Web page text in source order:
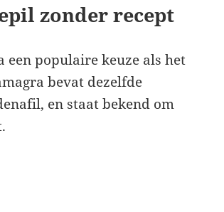
zonder recept
een populaire keuze als het
bevat dezelfde
en staat bekend om